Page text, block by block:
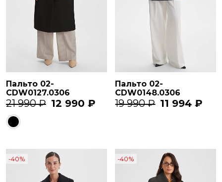
Пальто 02-
CDW0127.0306
21 990 ₽ 12 990 ₽
Пальто 02-
CDW0148.0306
19 990 ₽ 11 994 ₽
-40% -40%